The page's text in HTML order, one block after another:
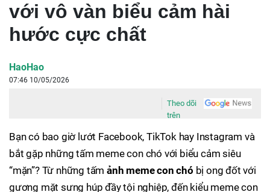
với vô vàn biểu cảm hài
hước cực chất
HaoHao
07:46 10/05/2026
Theo dõi
trên
Bạn có bao giờ lướt Facebook, TikTok hay Instagram và
bắt gặp những tấm meme con chó với biểu cảm siêu
“mặn”? Từ những tấmảnh meme con chó bị ong đốt với
gương mặt sưng húp đầy tội nghiệp, đến kiểu meme con